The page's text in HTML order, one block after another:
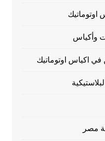
اوتوماتيك
وأكياس
في اكياس اوتوماتيك
مصر